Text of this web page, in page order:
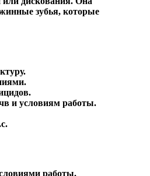
или дискования. Она
зубья, которые
и условиям работы.